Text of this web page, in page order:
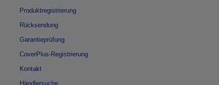
Produktregistrierung
Rücksendung
Garantieprüfung
CoverPlus-Registrierung
Kontakt
Händlersuche